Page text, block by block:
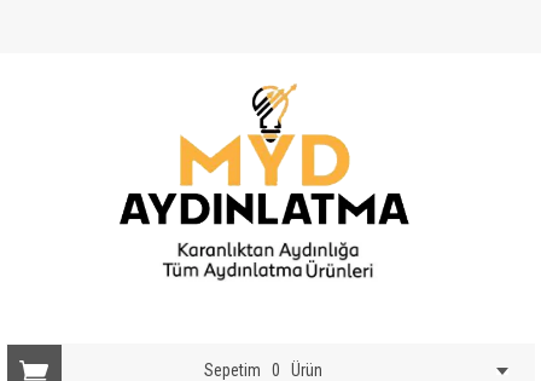
Sepetim 0 Ürün